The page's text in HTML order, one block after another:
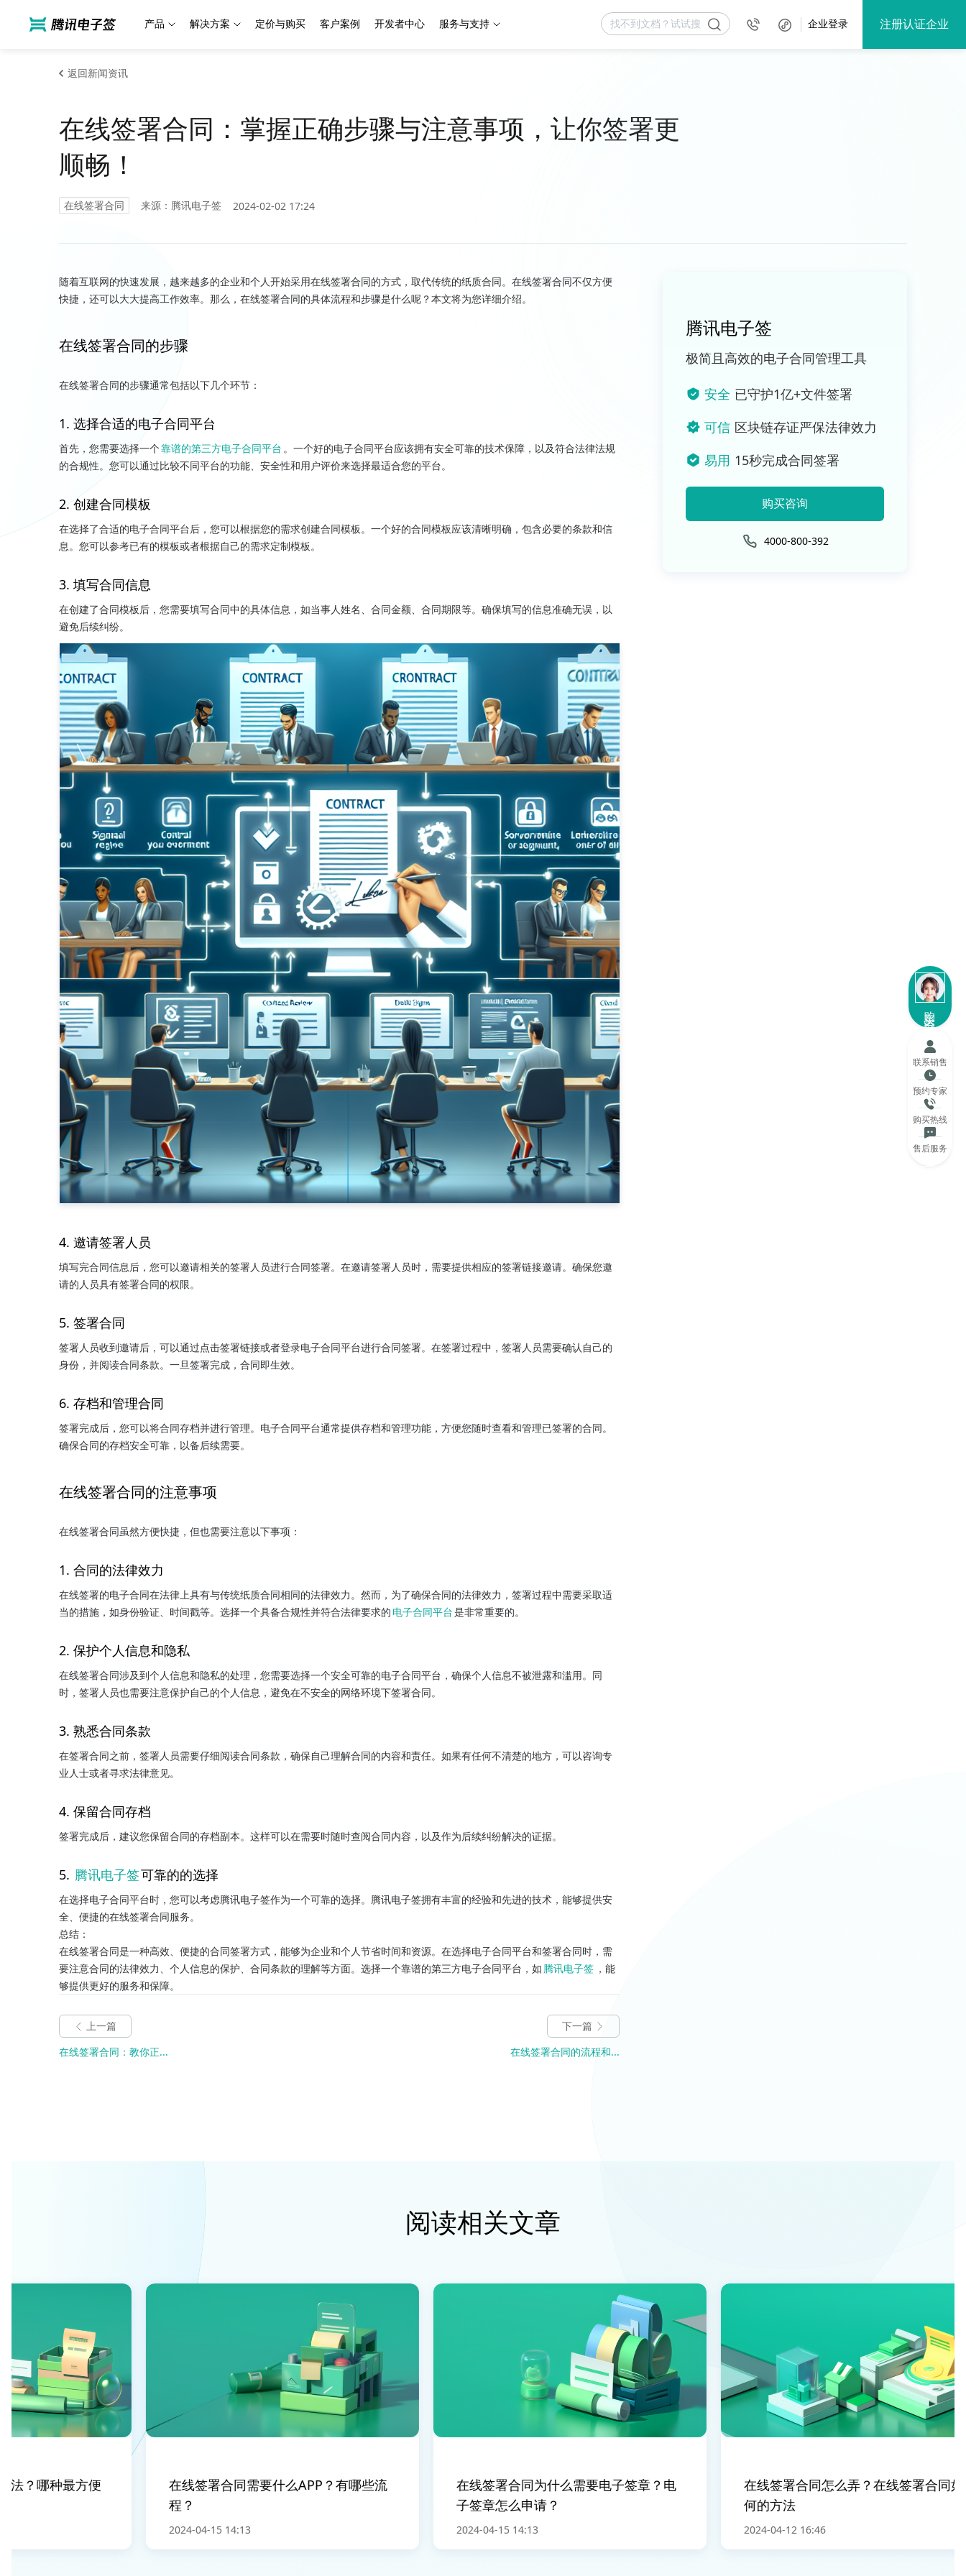
产品 解决方案 定价与购买 客户案例 开发者中心 服务与支持 企业登录 注册认证企业
返回新闻资讯
在线签署合同：掌握正确步骤与注意事项，让你签署更
顺畅！
在线签署合同 来源：腾讯电子签 2024-02-02 17:24
随着互联网的快速发展，越来越多的企业和个人开始采用在线签署合同的方式，取代传统的纸质合同。在线签署合同不仅方便
快捷，还可以大大提高工作效率。那么，在线签署合同的具体流程和步骤是什么呢？本文将为您详细介绍。
在线签署合同的步骤
在线签署合同的步骤通常包括以下几个环节：
1. 选择合适的电子合同平台
首先，您需要选择一个靠谱的第三方电子合同平台 。一个好的电子合同平台应该拥有安全可靠的技术保障，以及符合法律法规
的合规性。您可以通过比较不同平台的功能、安全性和用户评价来选择最适合您的平台。
2. 创建合同模板
在选择了合适的电子合同平台后，您可以根据您的需求创建合同模板。一个好的合同模板应该清晰明确，包含必要的条款和信
息。您可以参考已有的模板或者根据自己的需求定制模板。
3. 填写合同信息
在创建了合同模板后，您需要填写合同中的具体信息，如当事人姓名、合同金额、合同期限等。确保填写的信息准确无误，以
避免后续纠纷。
4. 邀请签署人员
填写完合同信息后，您可以邀请相关的签署人员进行合同签署。在邀请签署人员时，需要提供相应的签署链接邀请。确保您邀
请的人员具有签署合同的权限。
5. 签署合同
签署人员收到邀请后，可以通过点击签署链接或者登录电子合同平台进行合同签署。在签署过程中，签署人员需要确认自己的
身份，并阅读合同条款。一旦签署完成，合同即生效。
6. 存档和管理合同
签署完成后，您可以将合同存档并进行管理。电子合同平台通常提供存档和管理功能，方便您随时查看和管理已签署的合同。
确保合同的存档安全可靠，以备后续需要。
在线签署合同的注意事项
在线签署合同虽然方便快捷，但也需要注意以下事项：
1. 合同的法律效力
在线签署的电子合同在法律上具有与传统纸质合同相同的法律效力。然而，为了确保合同的法律效力，签署过程中需要采取适
当的措施，如身份验证、时间戳等。选择一个具备合规性并符合法律要求的 电子合同平台是非常重要的。
2. 保护个人信息和隐私
在线签署合同涉及到个人信息和隐私的处理，您需要选择一个安全可靠的电子合同平台，确保个人信息不被泄露和滥用。同
时，签署人员也需要注意保护自己的个人信息，避免在不安全的网络环境下签署合同。
3. 熟悉合同条款
在签署合同之前，签署人员需要仔细阅读合同条款，确保自己理解合同的内容和责任。如果有任何不清楚的地方，可以咨询专
业人士或者寻求法律意见。
4. 保留合同存档
签署完成后，建议您保留合同的存档副本。这样可以在需要时随时查阅合同内容，以及作为后续纠纷解决的证据。
5. 腾讯电子签可靠的的选择
在选择电子合同平台时，您可以考虑腾讯电子签作为一个可靠的选择。腾讯电子签拥有丰富的经验和先进的技术，能够提供安
全、便捷的在线签署合同服务。
总结：
在线签署合同是一种高效、便捷的合同签署方式，能够为企业和个人节省时间和资源。在选择电子合同平台和签署合同时，需
要注意合同的法律效力、个人信息的保护、合同条款的理解等方面。选择一个靠谱的第三方电子合同平台，如 腾讯电子签 ，能
够提供更好的服务和保障。
上一篇
在线签署合同：教你正...
下一篇
在线签署合同的流程和...
腾讯电子签
极简且高效的电子合同管理工具
安全 已守护1亿+文件签署
可信 区块链存证严保法律效力
易用 15秒完成合同签署
购买咨询
4000-800-392
阅读相关文章
哪种最方便
在线签署合同需要什么APP？有哪些流
程？
2024-04-15 14:13
在线签署合同为什么需要电子签章？电
子签章怎么申请？
2024-04-15 14:13
在线签署合同怎么弄？在线签署合同如
何的方法
2024-04-12 16:46
购买咨询
联系销售
预约专家
购买热线
售后服务